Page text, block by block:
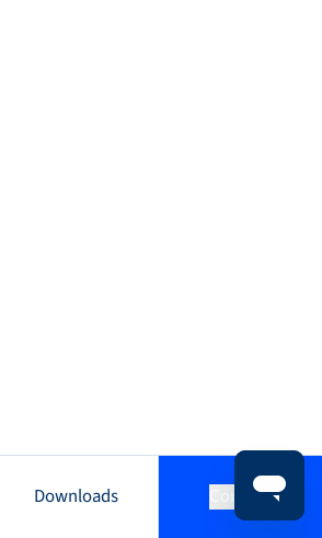
Downloads Contact